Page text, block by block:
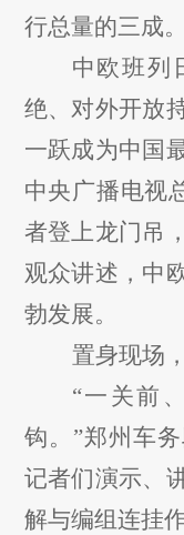
行总量的三成。
中欧班列
绝、对外开放
一跃成为中国
中央广播电视
者登上龙门吊
观众讲述，中
勃发展。
置身现场
“一关前
钩。”郑州车
记者们演示、
解与编组连挂作